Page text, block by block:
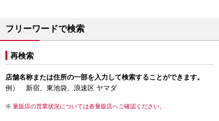
フリーワードで検索
再検索
店舗名称または住所の一部を入力して検索することができます。
例） 新宿、東池袋、浪速区 ヤマダ
量販店の営業状況については各量販店へご確認ください。